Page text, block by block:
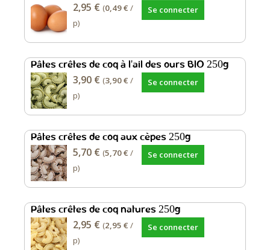
2,95 € (0,49 € /
p)
Se connecter
Pâtes crêtes de coq à l'ail des ours BIO 250g
3,90 € (3,90 € /
p)
Se connecter
Pâtes crêtes de coq aux cèpes 250g
5,70 € (5,70 € /
p)
Se connecter
Pâtes crêtes de coq natures 250g
2,95 € (2,95 € /
p)
Se connecter